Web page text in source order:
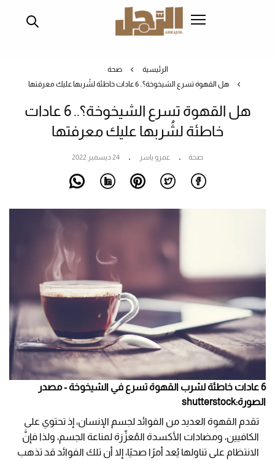
الرئيسية
صحة
هل القهوة تسرع الشيخوخة؟.. 6 عادات خاطئة لشُربها عليك معرفتها
هل القهوة تسرع الشيخوخة؟.. 6 عادات
خاطئة لشُربها عليك معرفتها
صحة عمرو ياسر 24 ديسمبر 2022
6 عادات خاطئة لشرب القهوة تسرع في الشيخوخة - مصدر
الصورة:shutterstock
تقدم القهوة العديد من الفوائد لجسم الإنسان، إذ تحتوي على
الكافيين، ومضادات الأكسدة المُعزِّزة لمناعة الجسم، ولذا فإنَّ
الانتظام على تناولها يُعد أمرًا صحيًا، إلا أن تلك الفوائد قد تذهب